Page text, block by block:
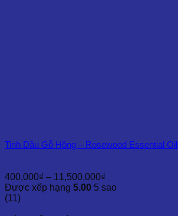
Tinh Dầu Gỗ Hồng – Rosewood Essential Oil
400,000₫ – 11,500,000₫
giá:
Được xếp hạng 5.00 5 sao
(11)